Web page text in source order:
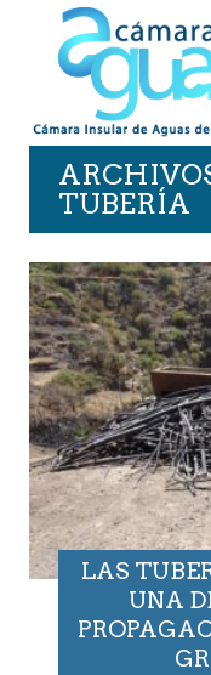
TUBERÍA
LAS
UNA